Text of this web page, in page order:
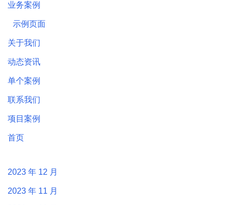
业务案例
示例页面
关于我们
动态资讯
单个案例
联系我们
项目案例
首页
2023 年 12 月
2023 年 11 月